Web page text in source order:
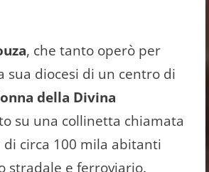
, che tanto operò per
sua diocesi di un centro di
della Divina
su una collinetta chiamata
circa 100 mila abitanti
stradale e ferroviario.